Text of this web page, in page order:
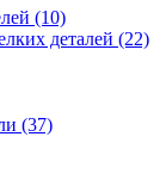
(10)
деталей (22)
(37)